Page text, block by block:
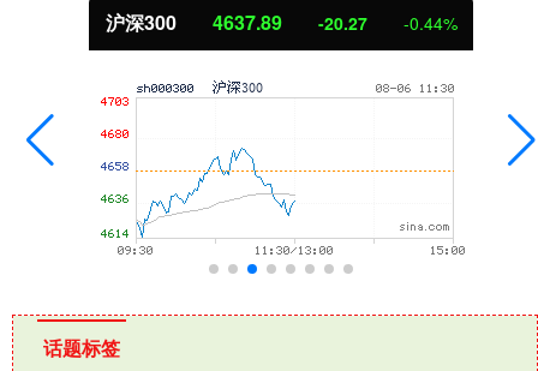
沪深300 4637.89 -20.27 -0.44%
话题标签